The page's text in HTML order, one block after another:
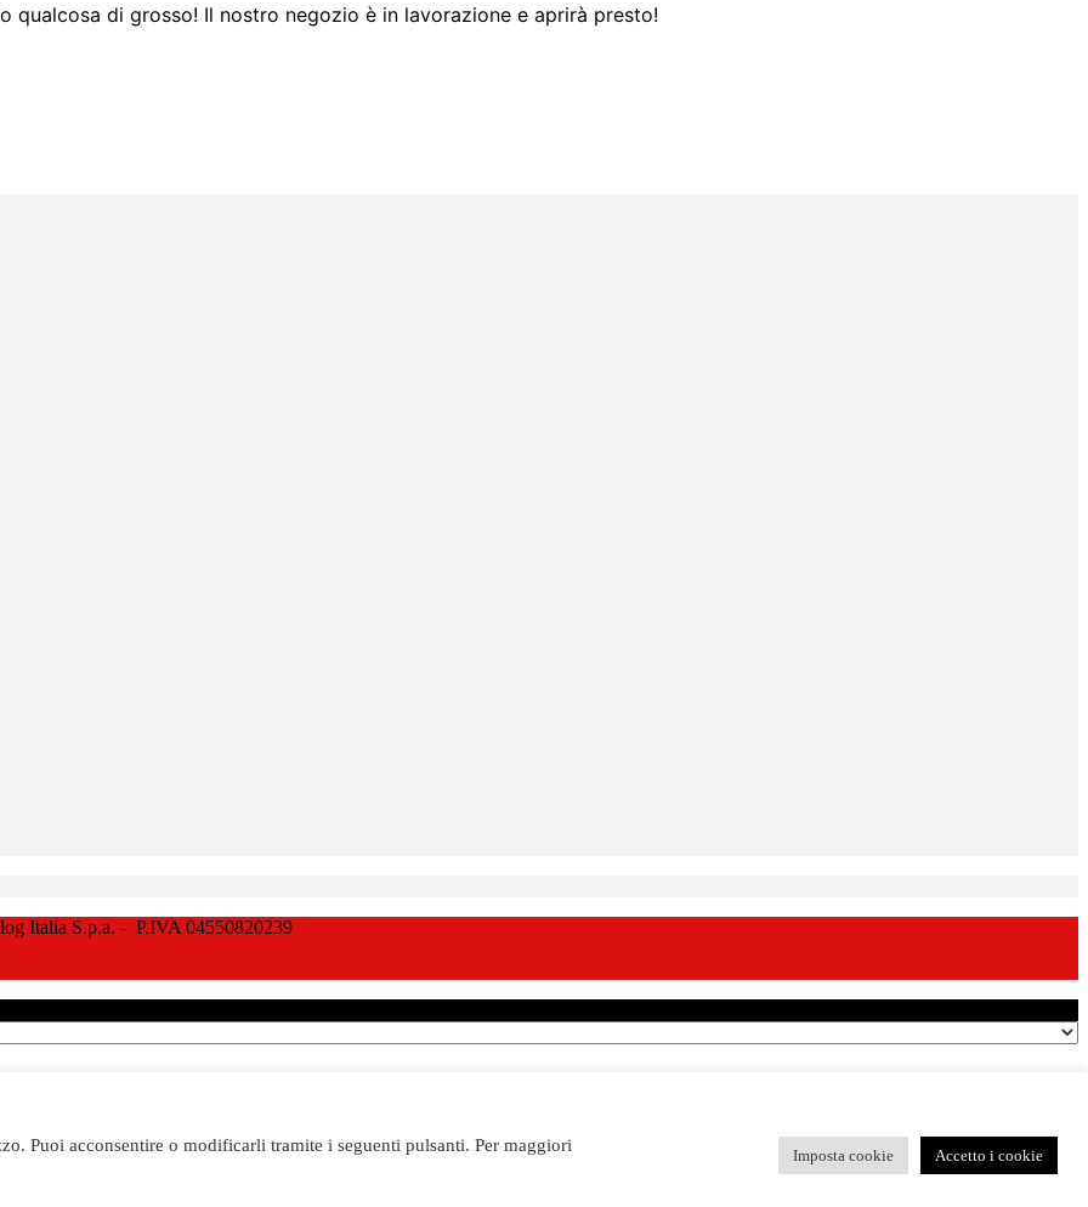
qualcosa di grosso! Il nostro negozio è in lavorazione e aprirà presto!
Italia S.p.a. - P.IVA 04550820239
Puoi acconsentire o modificarli tramite i seguenti pulsanti. Per maggiori
Imposta cookie Accetto i cookie